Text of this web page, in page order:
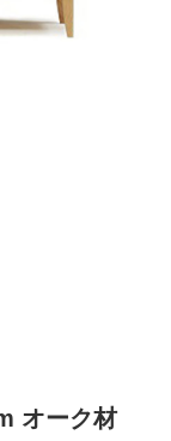
オーク材